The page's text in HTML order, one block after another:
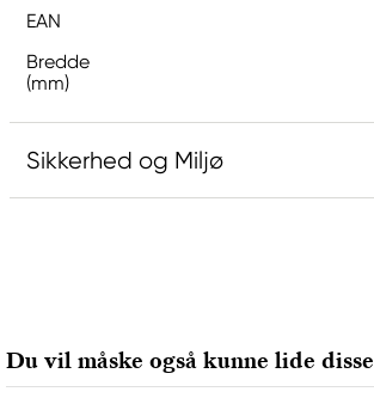
EAN
Bredde
(mm)
Sikkerhed og Miljø
37586 Dassel, Germany
info@jhcon.de
Du vil måske også kunne lide disse